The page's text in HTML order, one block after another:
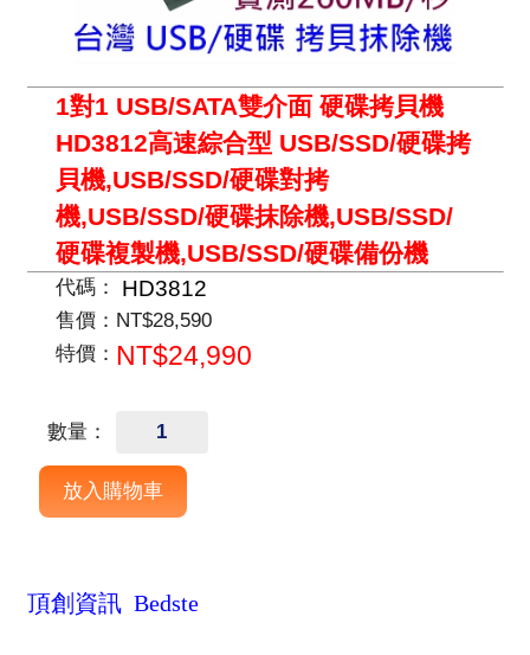
1對1 USB/SATA雙介面 硬碟拷貝機
HD3812高速綜合型 USB/SSD/硬碟拷
貝機,USB/SSD/硬碟對拷
機,USB/SSD/硬碟抹除機,USB/SSD/
硬碟複製機,USB/SSD/硬碟備份機
代碼： HD3812
售價： NT$28,590
特價： NT$24,990
數量：
頂創資訊 Bedste